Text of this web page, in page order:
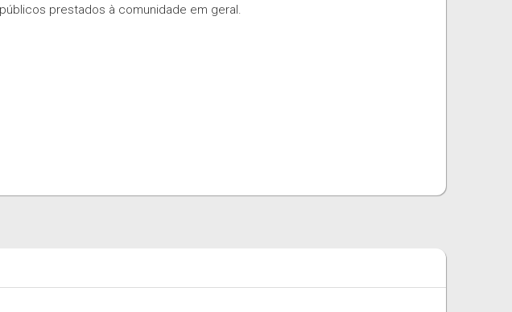
públicos prestados à comunidade em geral.